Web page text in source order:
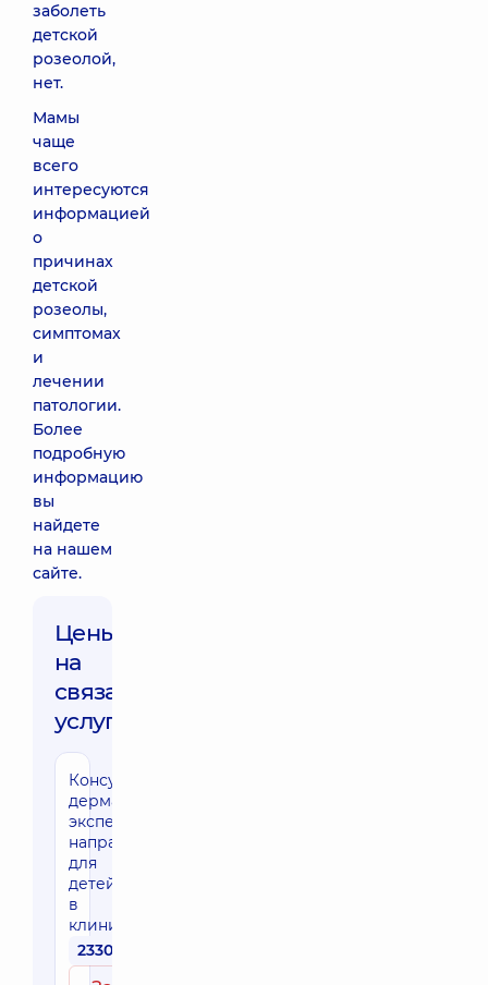
заболеть
детской
розеолой,
нет.
Мамы
чаще
всего
интересуются
информацией
о
причинах
детской
розеолы,
симптомах
и
лечении
патологии.
Более
подробную
информацию
вы
найдете
на нашем
сайте.
Цены
на
связанные
услуги
Консультация
дерматолога
эксперта
направления
для
детей
в
клинике
2330 грн